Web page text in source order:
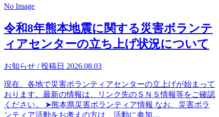
No Image
令和8年熊本地震に関する災害ボランテ
ィアセンターの立ち上げ状況について
お知らせ / 投稿日 2026.08.03
現在、各地で災害ボランティアセンターの立上げが始まって
おります。最新の情報は、リンク先のＳＮＳ情報等をご確認
ください。 ➤熊本県災害ボランティア情報 なお、災害ボラ
ンティア活動をお考えの方は、活動に参加…